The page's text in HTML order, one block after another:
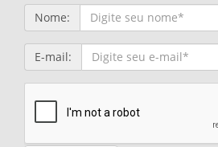
Nome:
E-mail: